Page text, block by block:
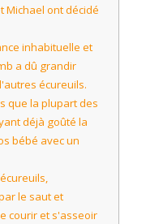
Michael ont décidé
inhabituelle et
a dû grandir
écureuils.
que la plupart des
déjà goûté la
bébé avec un
le saut et
courir et s'asseoir